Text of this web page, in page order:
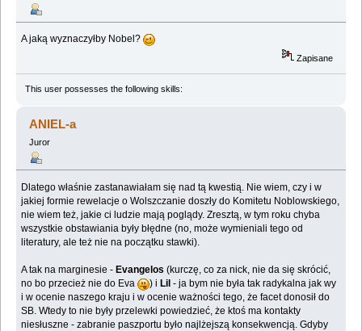
A jaką wyznaczyłby Nobel?
Zapisane
This user possesses the following skills:
ANIEL-a
Juror
Dlatego właśnie zastanawiałam się nad tą kwestią. Nie wiem, czy i w
jakiej formie rewelacje o Wolszczanie doszły do Komitetu Noblowskiego,
nie wiem też, jakie ci ludzie mają poglądy. Zresztą, w tym roku chyba
wszystkie obstawiania były błędne (no, może wymieniali tego od
literatury, ale też nie na początku stawki).
A tak na marginesie -Evangelos (kurczę, co za nick, nie da się skrócić,
no bo przecież nie do Eva
) iLil - ja bym nie była tak radykalna jak wy
i w ocenie naszego kraju i w ocenie ważności tego, że facet donosił do
SB. Wtedy to nie były przelewki powiedzieć, że ktoś ma kontakty
niesłuszne - zabranie paszportu było najlżejszą konsekwencją. Gdyby